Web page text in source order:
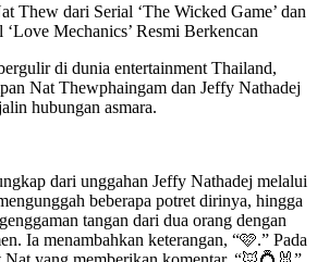
di dunia entertainment Thailand,
Nat Thewphaingam dan Jeffy Nathadej
hubungan asmara.
dari unggahan Jeffy Nathadej melalui
beberapa potret dirinya, hingga
tangan dari dua orang dengan
Ia menambahkan keterangan, “🩷.” Pada